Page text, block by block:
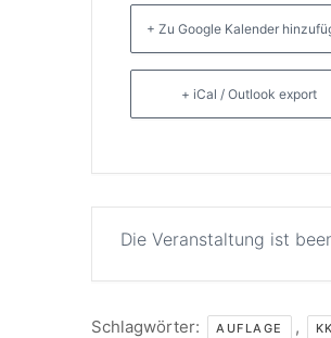
+ Zu Google Kalender
+ iCal / Outlook export
Die Veranstaltung ist
Schlagwörter: AUFLAGE ,